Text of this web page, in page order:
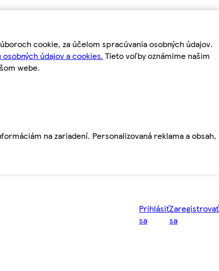
cookie, za účelom spracúvania osobných údajov.
údajov a cookies. Tieto voľby oznámime našim
webe.
na zariadení. Personalizovaná reklama a obsah,
Prihlásiť
sa
Zaregistrovať
sa